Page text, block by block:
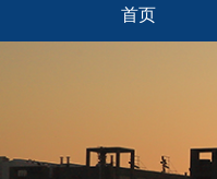
首页